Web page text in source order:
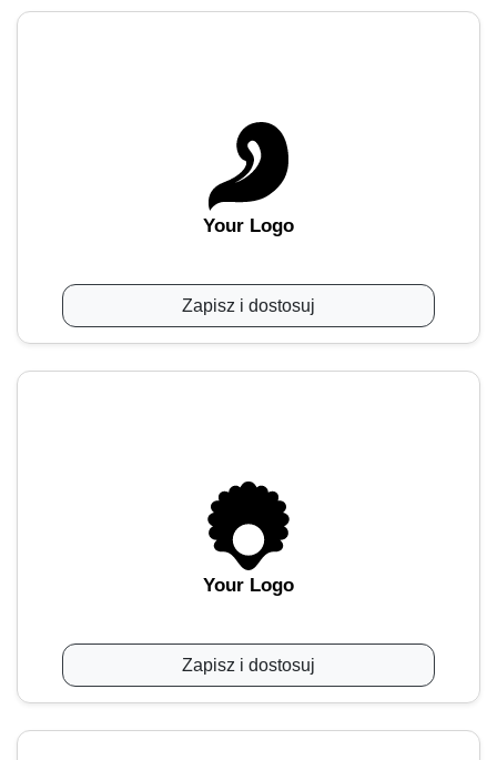
Your Logo
Zapisz i dostosuj
Your Logo
Zapisz i dostosuj